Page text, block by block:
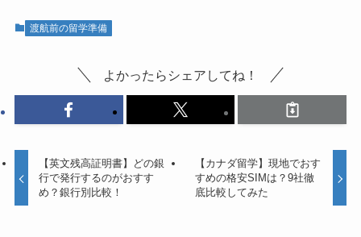
渡航前の留学準備
よかったらシェアしてね！
【英文残高証明書】どの銀
行で発行するのがおすす
め？銀行別比較！
【カナダ留学】現地でおす
すめの格安SIMは？9社徹
底比較してみた